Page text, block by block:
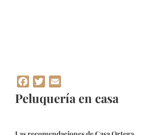
Facebook
Twitter
Peluquería en casa